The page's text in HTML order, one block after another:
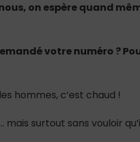
on espère quand
votre numéro ?
hommes, c’est chaud !
surtout sans vouloir